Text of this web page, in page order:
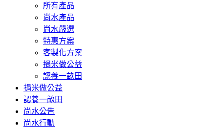
所有產品
尚水產品
尚水嚴選
特惠方案
客製化方案
捐米做公益
認養一畝田
捐米做公益
認養一畝田
尚水公告
尚水行動